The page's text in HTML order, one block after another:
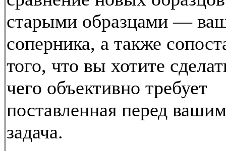
старыми образцами —
соперника, а также
того, что вы хотите
чего объективно требует
поставленная перед
задача.